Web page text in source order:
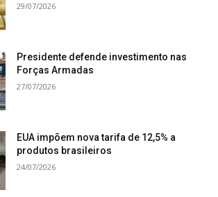
29/07/2026
Presidente defende investimento nas
Forças Armadas
27/07/2026
EUA impõem nova tarifa de 12,5% a
produtos brasileiros
24/07/2026